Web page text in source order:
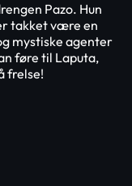
Pazo. Hun
takket være en
mystiske agenter
føre til Laputa,
frelse!